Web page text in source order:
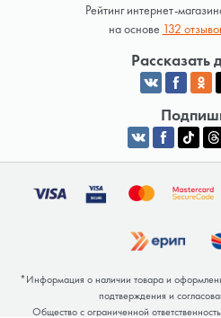
Рейтинг интернет-
на основе 132
Рассказать
*Информация о наличии товара и
подтверждения и
Общество с ограниченной